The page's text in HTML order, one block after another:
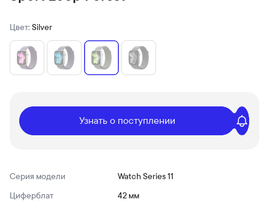
Цвет: Silver
Узнать о поступлении
Серия модели
Watch Series 11
Циферблат
42 мм